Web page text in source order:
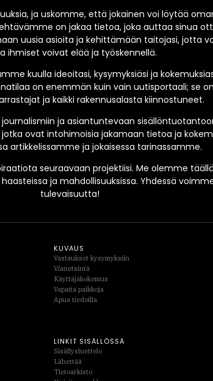
ja uskomme, että jokainen voi löytää
on jakaa tietoa, joka auttaa sinua
uusia asioita ja kehittämään taitojasi, jotta
ihmiset voivat elää ja työskennellä.
kuulla ideoitasi, kysymyksiäsi ja
on enemmän kuin vain uutisportaali; se
ja kaikki rakennusalasta kiinnostuneet.
ja asiantuntevaan
ovat intohimoisia jakamaan tietoa ja
artikkelissamme ja jokaisessa tarinassamme.
seuraavaan projektiisi. Me olemme
ja mahdollisuuksissa. Yhdessä
tulevaisuutta!
KUVAUS
Vastaukset kysymyksiin
Vianetsintä
Käyttäjäkokemus
Vapaita paikkoja
Apua tiedoilla
LINKIT SISÄLLÖSSÄ
Sisällysluettelo
Lähettää
Tietoarkisto